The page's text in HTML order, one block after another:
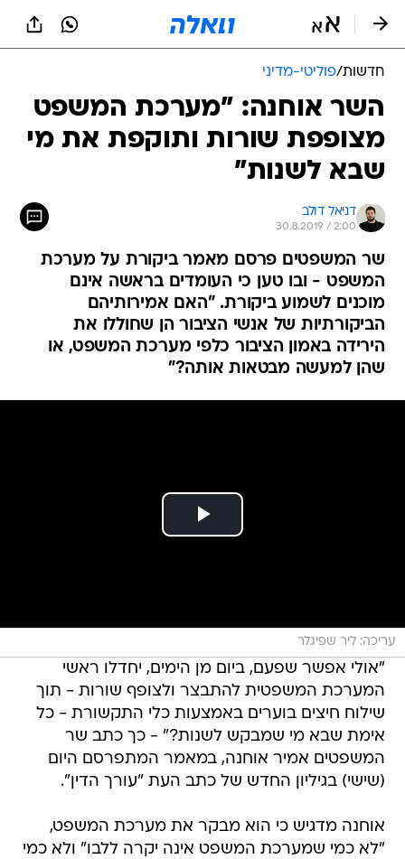
חדשות/פוליטי-מדיני
השר אוחנה: "מערכת המשפט
מצופפת שורות ותוקפת את מי
שבא לשנות"
דניאל דולב
30.8.2019 / 2:00
שר המשפטים פרסם מאמר ביקורת על מערכת
המשפט - ובו טען כי העומדים בראשה אינם
מוכנים לשמוע ביקורת. "האם אמירותיהם
הביקורתיות של אנשי הציבור הן שחוללו את
הירידה באמון הציבור כלפי מערכת המשפט, או
שהן למעשה מבטאות אותה?"
עריכה: ליר שפיגלר
"אולי אפשר שפעם, ביום מן הימים, יחדלו ראשי
המערכת המשפטית להתבצר ולצופף שורות - תוך
שילוח חיצים בוערים באמצעות כלי התקשורת - כל
אימת שבא מי שמבקש לשנות?" - כך כתב שר
המשפטים אמיר אוחנה, במאמר המתפרסם היום
(שישי) בגיליון החדש של כתב העת "עורך הדין".
אוחנה מדגיש כי הוא מבקר את מערכת המשפט,
"לא כמי שמערכת המשפט אינה יקרה ללבו" ולא כמי